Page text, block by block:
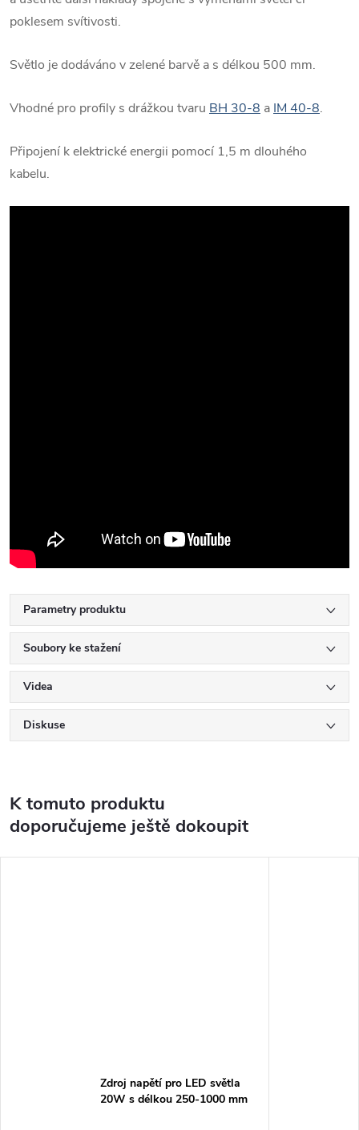
poklesem svítivosti.
Světlo je dodáváno v zelené barvě a s délkou 500 mm.
Vhodné pro profily s drážkou tvaru BH 30-8 aIM 40-8.
Připojení k elektrické energii pomocí 1,5 m dlouhého
kabelu.
Parametry produktu
Soubory ke stažení
Videa
Diskuse
K tomuto produktu
doporučujeme ještě dokoupit
Zdroj napětí pro LED světla
20W s délkou 250-1000 mm